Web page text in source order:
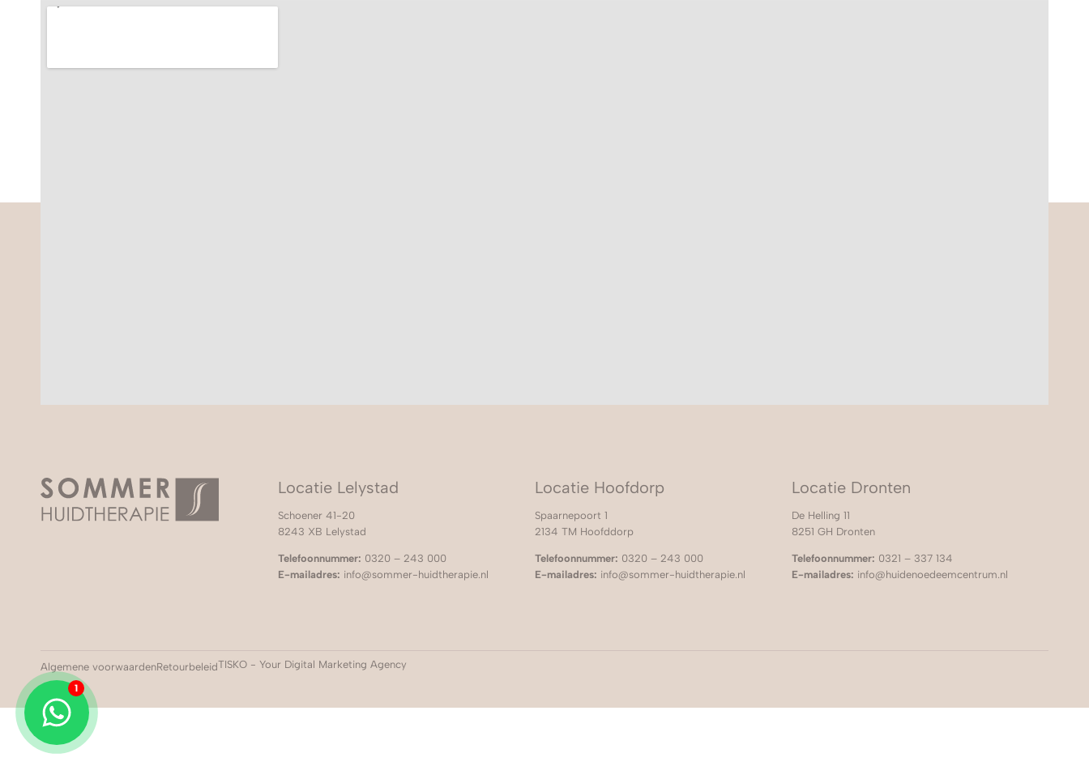
Locatie Lelystad
Schoener 41-20
8243 XB Lelystad
Telefoonnummer: 0320 – 243 000
E-mailadres: info@sommer-huidtherapie.nl
Locatie Hoofdorp
Spaarnepoort 1
2134 TM Hoofddorp
Telefoonnummer: 0320 – 243 000
E-mailadres: info@sommer-huidtherapie.nl
Locatie Dronten
De Helling 11
8251 GH Dronten
Telefoonnummer: 0321 – 337 134
E-mailadres: info@huidenoedeemcentrum.nl
Algemene voorwaardenRetourbeleidTISKO - Your Digital Marketing Agency